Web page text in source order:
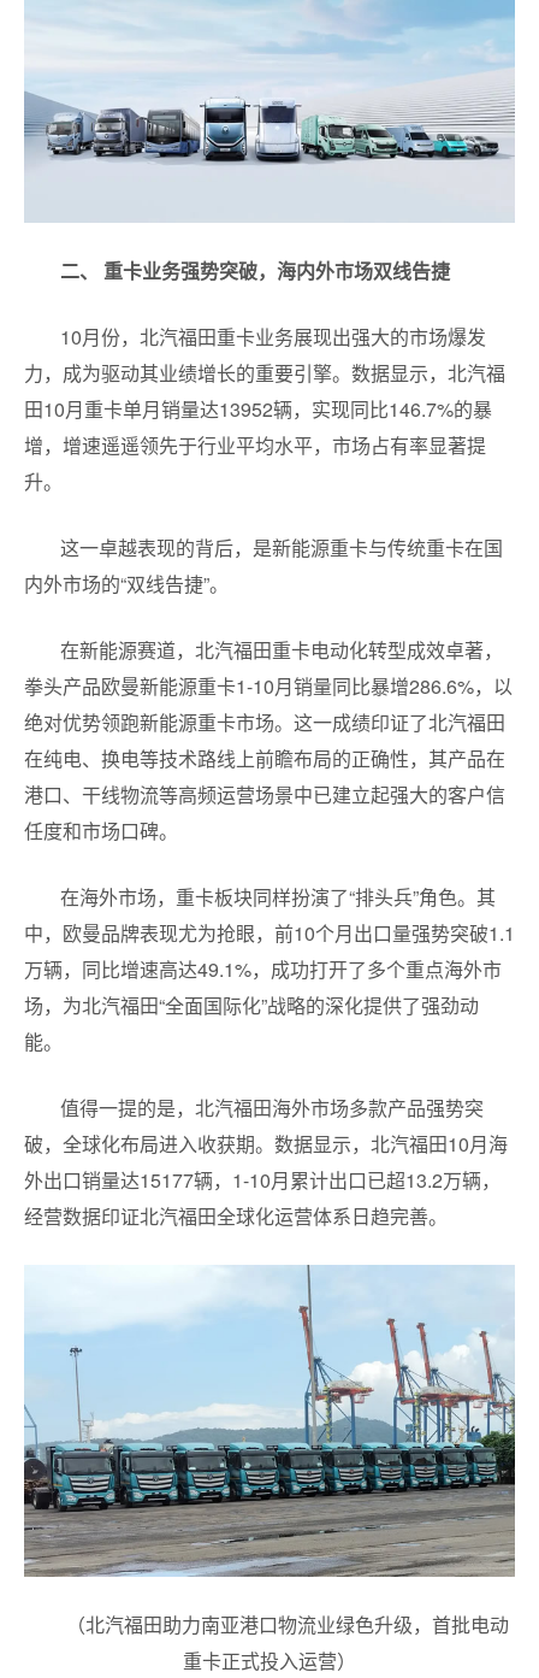
二、 重卡业务强势突破，海内外市场双线告捷
10月份，北汽福田重卡业务展现出强大的市场爆发
力，成为驱动其业绩增长的重要引擎。数据显示，北汽福
田10月重卡单月销量达13952辆，实现同比146.7%的暴
增，增速遥遥领先于行业平均水平，市场占有率显著提
升。
这一卓越表现的背后，是新能源重卡与传统重卡在国
内外市场的“双线告捷”。
在新能源赛道，北汽福田重卡电动化转型成效卓著，
拳头产品欧曼新能源重卡1-10月销量同比暴增286.6%，以
绝对优势领跑新能源重卡市场。这一成绩印证了北汽福田
在纯电、换电等技术路线上前瞻布局的正确性，其产品在
港口、干线物流等高频运营场景中已建立起强大的客户信
任度和市场口碑。
在海外市场，重卡板块同样扮演了“排头兵”角色。其
中，欧曼品牌表现尤为抢眼，前10个月出口量强势突破1.1
万辆，同比增速高达49.1%，成功打开了多个重点海外市
场，为北汽福田“全面国际化”战略的深化提供了强劲动
能。
值得一提的是，北汽福田海外市场多款产品强势突
破，全球化布局进入收获期。数据显示，北汽福田10月海
外出口销量达15177辆，1-10月累计出口已超13.2万辆，
经营数据印证北汽福田全球化运营体系日趋完善。
（北汽福田助力南亚港口物流业绿色升级，首批电动
重卡正式投入运营）